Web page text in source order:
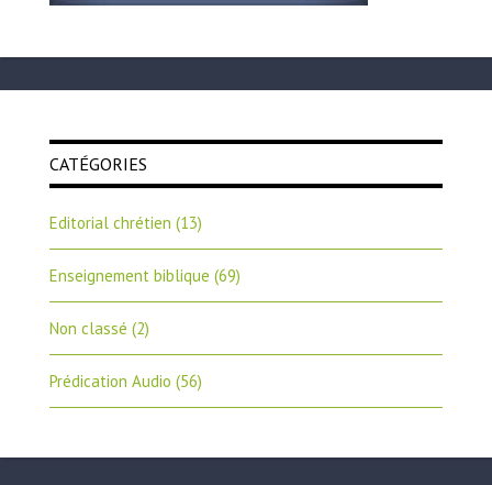
CATÉGORIES
Editorial chrétien (13)
Enseignement biblique (69)
Non classé (2)
Prédication Audio (56)